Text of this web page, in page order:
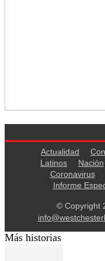
Actualidad
Latinos
Nación
Coronavirus
Informe
© Copyright
Más historias